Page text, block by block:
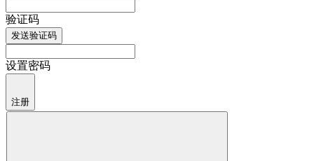
验证码
发送验证码
设置密码
注册